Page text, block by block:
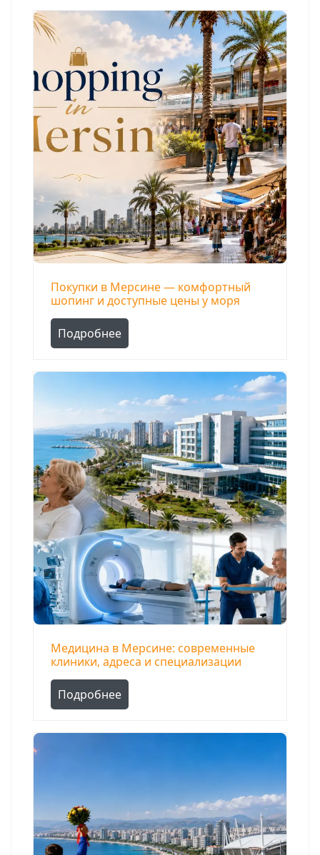
Покупки в Мерсине — комфортный
шопинг и доступные цены у моря
Подробнее
Медицина в Мерсине: современные
клиники, адреса и специализации
Подробнее